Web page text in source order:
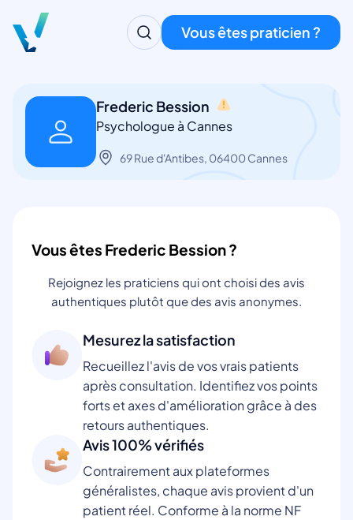
Vous êtes praticien ?
Frederic Bession
Psychologue à Cannes
69 Rue d'Antibes, 06400 Cannes
Vous êtes Frederic Bession ?
Rejoignez les praticiens qui ont choisi des avis
authentiques plutôt que des avis anonymes.
Mesurez la satisfaction
Recueillez l'avis de vos vrais patients
après consultation. Identifiez vos points
forts et axes d'amélioration grâce à des
retours authentiques.
Avis 100% vérifiés
Contrairement aux plateformes
généralistes, chaque avis provient d'un
patient réel. Conforme à la norme NF